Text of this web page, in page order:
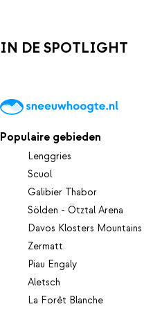
IN DE SPOTLIGHT
Populaire gebieden
Lenggries
Scuol
Galibier Thabor
Sölden - Ötztal Arena
Davos Klosters Mountains
Zermatt
Piau Engaly
Aletsch
La Forêt Blanche